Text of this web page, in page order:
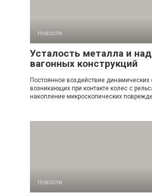
Новости
Усталость металла и
вагонных конструкций
Постоянное воздействие динамических
возникающих при контакте колес с
накопление микроскопических
Новости